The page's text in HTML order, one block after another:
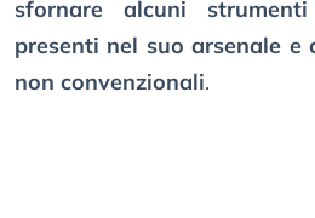
sfornare alcuni
presenti nel suo arsenale e
non convenzionali.